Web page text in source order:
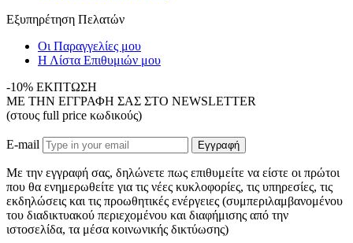
Εξυπηρέτηση Πελατών
Οι Παραγγελίες μου
Η Λίστα Επιθυμιών μου
-10% ΕΚΠΤΩΣΗ
ΜΕ ΤΗΝ ΕΓΓΡΑΦΗ ΣΑΣ ΣΤΟ NEWSLETTER
(στους full price κωδικούς)
E-mail Εγγραφή
Με την εγγραφή σας, δηλώνετε πως επιθυμείτε να είστε οι πρώτοι
που θα ενημερωθείτε για τις νέες κυκλοφορίες, τις υπηρεσίες, τις
εκδηλώσεις και τις προωθητικές ενέργειες (συμπεριλαμβανομένου
του διαδικτυακού περιεχομένου και διαφήμισης από την
ιστοσελίδα, τα μέσα κοινωνικής δικτύωσης)